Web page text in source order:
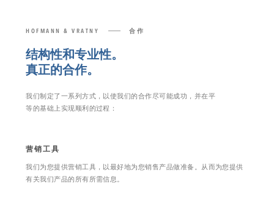
HOFMANN & VRATNY 合作
结构性和专业性。
真正的合作。
我们制定了一系列方式，以使我们的合作尽可能成功，并在平
等的基础上实现顺利的过程：
营销工具
我们为您提供营销工具，以最好地为您销售产品做准备。从而为您提供
有关我们产品的所有所需信息。